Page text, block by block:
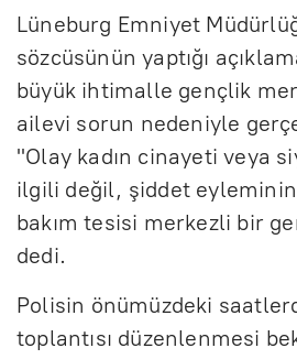
Lüneburg Emniyet
sözcüsünün yaptığı
büyük ihtimalle gençlik
ailevi sorun nedeniyle
"Olay kadın cinayeti veya
ilgili değil, şiddet
bakım tesisi merkezli bir
dedi.
Polisin önümüzdeki
toplantısı düzenlenmesi